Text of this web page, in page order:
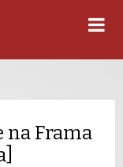
na Frama